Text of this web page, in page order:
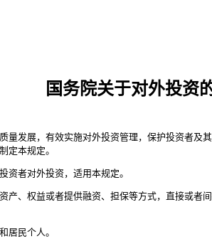
国务院关于对外投资
发展，有效实施对外投资管理，保护投资者及
定本规定。
者对外投资，适用本规定。
产、权益或者提供融资、担保等方式，直接或
居民个人。